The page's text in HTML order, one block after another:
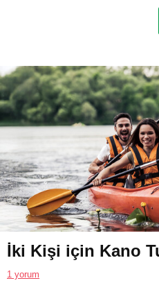
İki Kişi için Kano
1 yorum